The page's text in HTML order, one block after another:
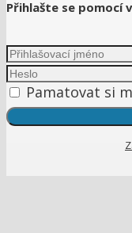
Přihlašte se pomocí
Pamatovat si